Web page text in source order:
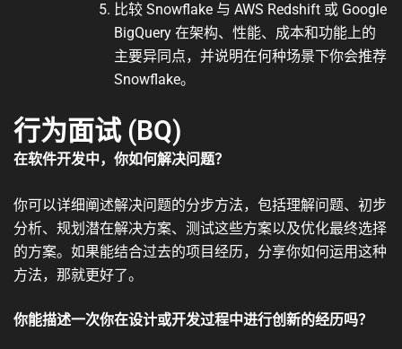
比较 Snowflake 与 AWS Redshift 或 Google
BigQuery 在架构、性能、成本和功能上的
主要异同点，并说明在何种场景下你会推荐
Snowflake。
行为面试 (BQ)
在软件开发中，你如何解决问题？
你可以详细阐述解决问题的分步方法，包括理解问题、初步
分析、规划潜在解决方案、测试这些方案以及优化最终选择
的方案。如果能结合过去的项目经历，分享你如何运用这种
方法，那就更好了。
你能描述一次你在设计或开发过程中进行创新的经历吗？